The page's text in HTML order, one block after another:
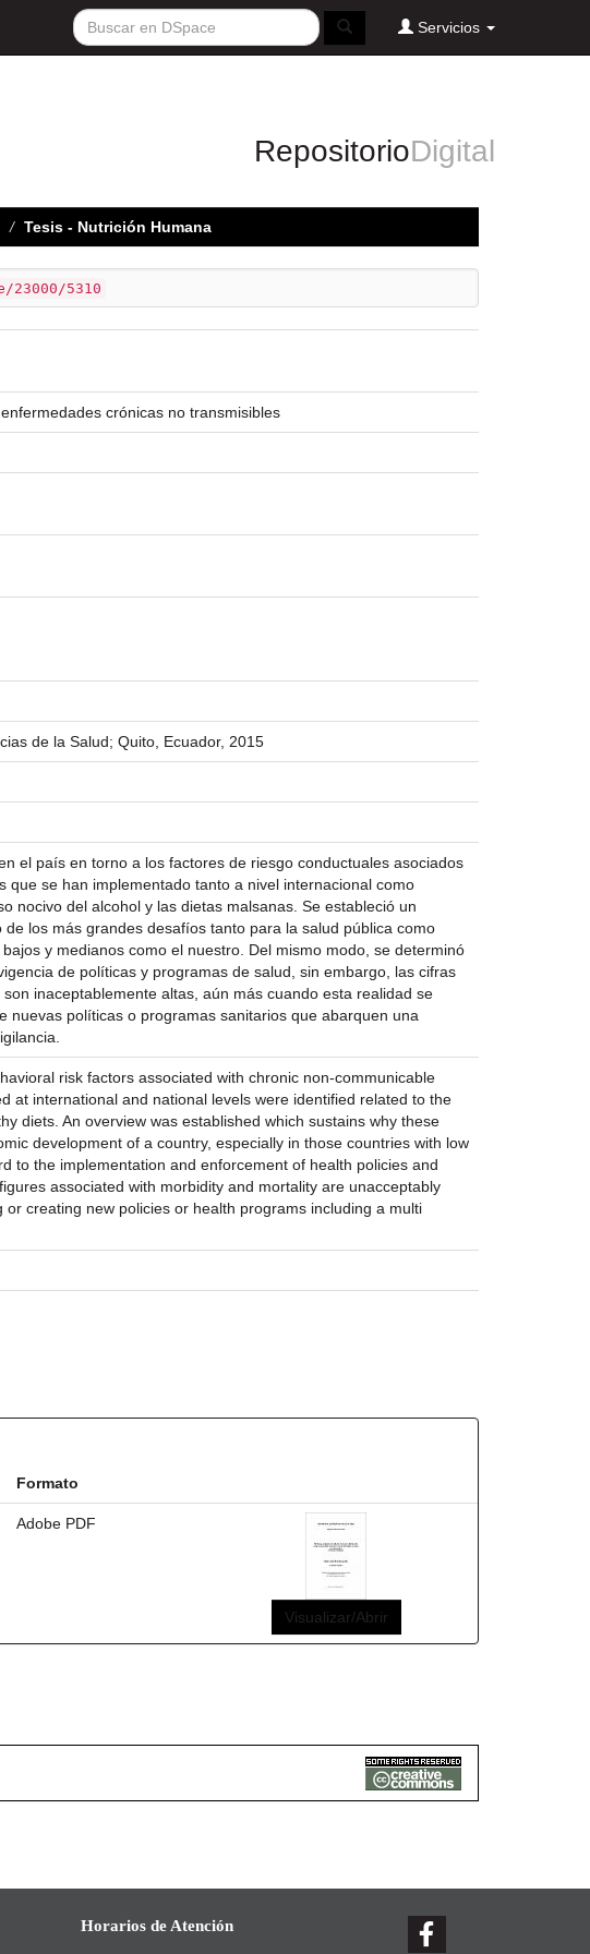
Servicios
RepositorioDigital
Tesis - Nutrición Humana
5310
crónicas no transmisibles
de la Salud; Quito, Ecuador, 2015
el país en torno a los factores de riesgo conductuales asociados
se han implementado tanto a nivel internacional como
nocivo del alcohol y las dietas malsanas. Se estableció un
los más grandes desafíos tanto para la salud pública como
y medianos como el nuestro. Del mismo modo, se determinó
de políticas y programas de salud, sin embargo, las cifras
inaceptablemente altas, aún más cuando esta realidad se
nuevas políticas o programas sanitarios que abarquen una
risk factors associated with chronic non-communicable
at international and national levels were identified related to the
diets. An overview was established which sustains why these
development of a country, especially in those countries with low
to the implementation and enforcement of health policies and
associated with morbidity and mortality are unacceptably
creating new policies or health programs including a multi
Formato
Adobe PDF
Visualizar/Abrir
Horarios de Atención